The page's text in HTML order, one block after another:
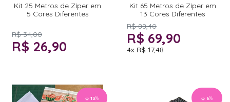
Kit 25 Metros de Zíper em
5 Cores Diferentes
R$ 34,00
R$ 26,90
Kit 65 Metros de Zíper em
13 Cores Diferentes
R$ 88,40
R$ 69,90
4x R$ 17,48
13% 6%